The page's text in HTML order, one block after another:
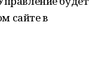
сайте в